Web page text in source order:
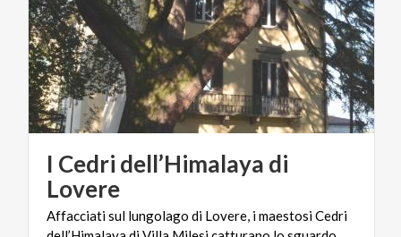
I Cedri dell’Himalaya di
Lovere
Affacciatisul lungolago di Lovere, imaestosiCedri